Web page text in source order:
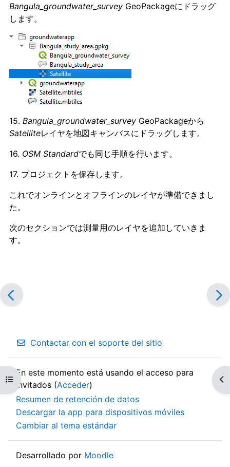
Abrir índice del curso
Bangula_groundwater_survey GeoPackageにドラッグ
します。
15. Bangula_groundwater_survey GeoPackageから
Satelliteレイヤを地図キャンバスにドラッグします。
16. OSM Standardでも同じ手順を行います。
17. プロジェクトを保存します。
これでオンラインとオフラインのレイヤが準備できまし
た。
次のセクションでは測量用のレイヤを追加していきま
す。
Contactar con el soporte del sitio
En este momento está usando el acceso para
invitados (Acceder)
Resumen de retención de datos
Descargar la app para dispositivos móviles
Cambiar al tema estándar
Desarrollado por Moodle